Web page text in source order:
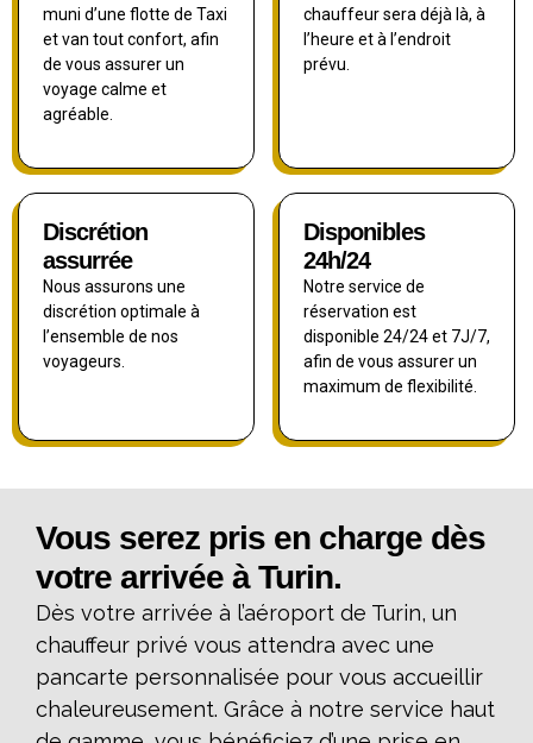
muni d’une flotte de Taxi
et van tout confort, afin
de vous assurer un
voyage calme et
agréable.
chauffeur sera déjà là, à
l’heure et à l’endroit
prévu.
Discrétion
assurrée
Nous assurons une
discrétion optimale à
l’ensemble de nos
voyageurs.
Disponibles
24h/24
Notre service de
réservation est
disponible 24/24 et 7J/7,
afin de vous assurer un
maximum de flexibilité.
Vous serez pris en charge dès
votre arrivée à Turin.
Dès votre arrivée à l’aéroport de Turin, un
chauffeur privé vous attendra avec une
pancarte personnalisée pour vous accueillir
chaleureusement. Grâce à notre service haut